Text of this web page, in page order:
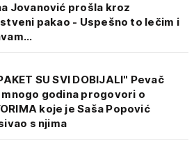
Jovanović prošla kroz
pakao - Uspešno to lečim i
SU SVI DOBIJALI" Pevač
godina progovori o
koje je Saša Popović
s njima